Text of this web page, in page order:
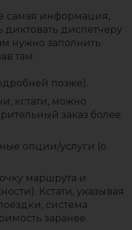
самая информация,
диспетчеру
нужно заполнить
там:
позже).
кстати, можно
заказ более
опции/услуги (о
маршрута и
Кстати, указывая
система
заранее.